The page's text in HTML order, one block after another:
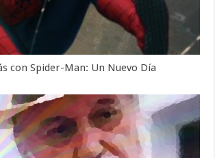
con Spider-Man: Un Nuevo Día